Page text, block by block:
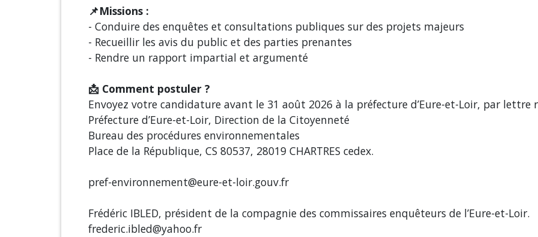
📌Missions :
- Conduire des enquêtes et consultations publiques sur des projets majeurs
- Recueillir les avis du public et des parties prenantes
- Rendre un rapport impartial et argumenté
📩 Comment postuler ?
Envoyez votre candidature avant le 31 août 2026 à la préfecture d’Eure-et-Loir, par lettre
Préfecture d’Eure-et-Loir, Direction de la Citoyenneté
Bureau des procédures environnementales
Place de la République, CS 80537, 28019 CHARTRES cedex.
pref-environnement@eure-et-loir.gouv.fr
Frédéric IBLED, président de la compagnie des commissaires enquêteurs de l’Eure-et-Loir.
frederic.ibled@yahoo.fr